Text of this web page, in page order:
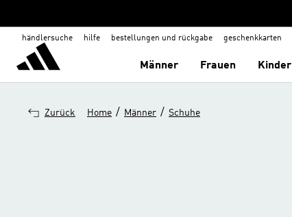
händlersuche hilfe bestellungen und rückgabe geschenkkarten
Männer Frauen Kinder
Zurück Home / Männer / Schuhe